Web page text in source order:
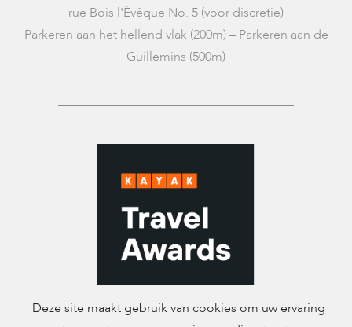
rue Bois l'Évêque No. 5 (voor discretie)
Parkeren aan het hellend vlak (200m) – Parkeren aan de
Guillemins (500m)
Deze site maakt gebruik van cookies om uw ervaring